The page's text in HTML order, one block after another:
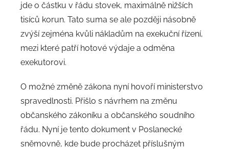
jde o částku v řádu stovek, maximálně nižších
tisíců korun. Tato suma se ale později násobně
zvýší zejména kvůli nákladům na exekuční řízení,
mezi které patří hotové výdaje a odměna
exekutorovi.
O možné změně zákona nyní hovoří ministerstvo
spravedlnosti. Přišlo s návrhem na změnu
občanského zákoníku a občanského soudního
řádu. Nyní je tento dokument v Poslanecké
sněmovně, kde bude procházet příslušným